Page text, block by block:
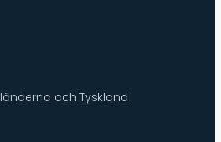
och Tyskland